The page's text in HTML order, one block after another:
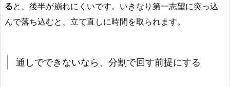
ると、後半が崩れにくいです。いきなり第一志望に突っ込
んで落ち込むと、立て直しに時間を取られます。
通しでできないなら、分割で回す前提にする